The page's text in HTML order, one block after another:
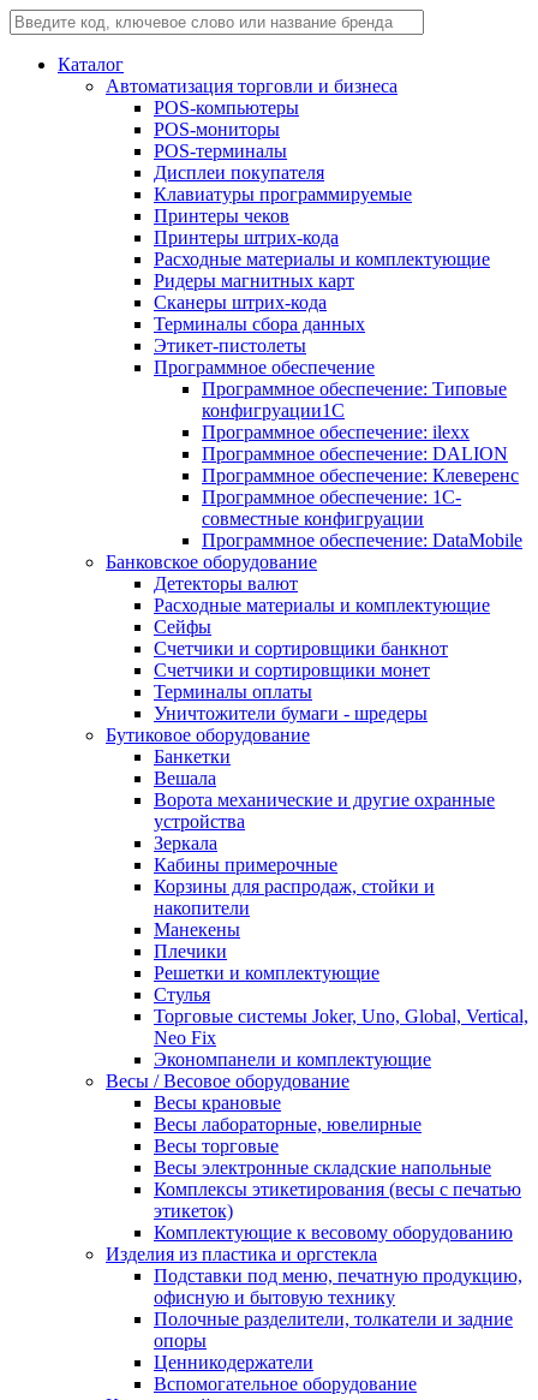
Каталог
Автоматизация торговли и бизнеса
POS-компьютеры
POS-мониторы
POS-терминалы
Дисплеи покупателя
Клавиатуры программируемые
Принтеры чеков
Принтеры штрих-кода
Расходные материалы и комплектующие
Ридеры магнитных карт
Сканеры штрих-кода
Терминалы сбора данных
Этикет-пистолеты
Программное обеспечение
Программное обеспечение: Типовые
конфигруации1С
Программное обеспечение: ilexx
Программное обеспечение: DALION
Программное обеспечение: Клеверенс
Программное обеспечение: 1С-
совместные конфигруации
Программное обеспечение: DataMobile
Банковское оборудование
Детекторы валют
Расходные материалы и комплектующие
Сейфы
Счетчики и сортировщики банкнот
Счетчики и сортировщики монет
Терминалы оплаты
Уничтожители бумаги - шредеры
Бутиковое оборудование
Банкетки
Вешала
Ворота механические и другие охранные
устройства
Зеркала
Кабины примерочные
Корзины для распродаж, стойки и
накопители
Манекены
Плечики
Решетки и комплектующие
Стулья
Торговые системы Joker, Uno, Global, Vertical,
Neo Fix
Экономпанели и комплектующие
Весы / Весовое оборудование
Весы крановые
Весы лабораторные, ювелирные
Весы торговые
Весы электронные складские напольные
Комплексы этикетирования (весы с печатью
этикеток)
Комплектующие к весовому оборудованию
Изделия из пластика и оргстекла
Подставки под меню, печатную продукцию,
офисную и бытовую технику
Полочные разделители, толкатели и задние
опоры
Ценникодержатели
Вспомогательное оборудование